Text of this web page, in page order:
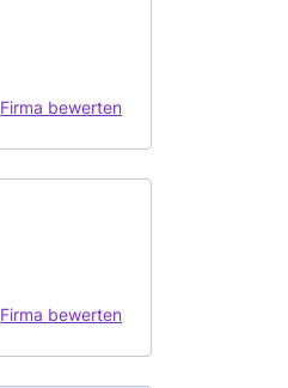
Firma bewerten
Firma bewerten